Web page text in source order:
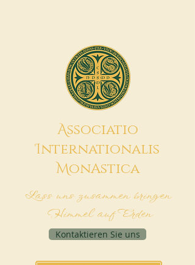
Associatio
Internationalis
MonAstica
Lass uns zusammen bringen
Himmel auf Erden
Kontaktieren Sie uns